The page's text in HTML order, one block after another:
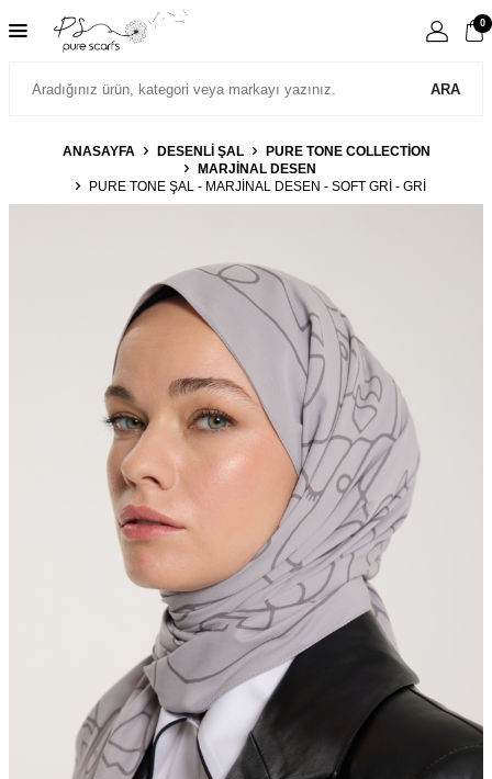
ARA
0
ANASAYFA DESENLİ ŞAL
PURE TONE COLLECTION
MARJINAL DESEN
PURE TONE ŞAL - MARJINAL DESEN - SOFT GRI - GRI